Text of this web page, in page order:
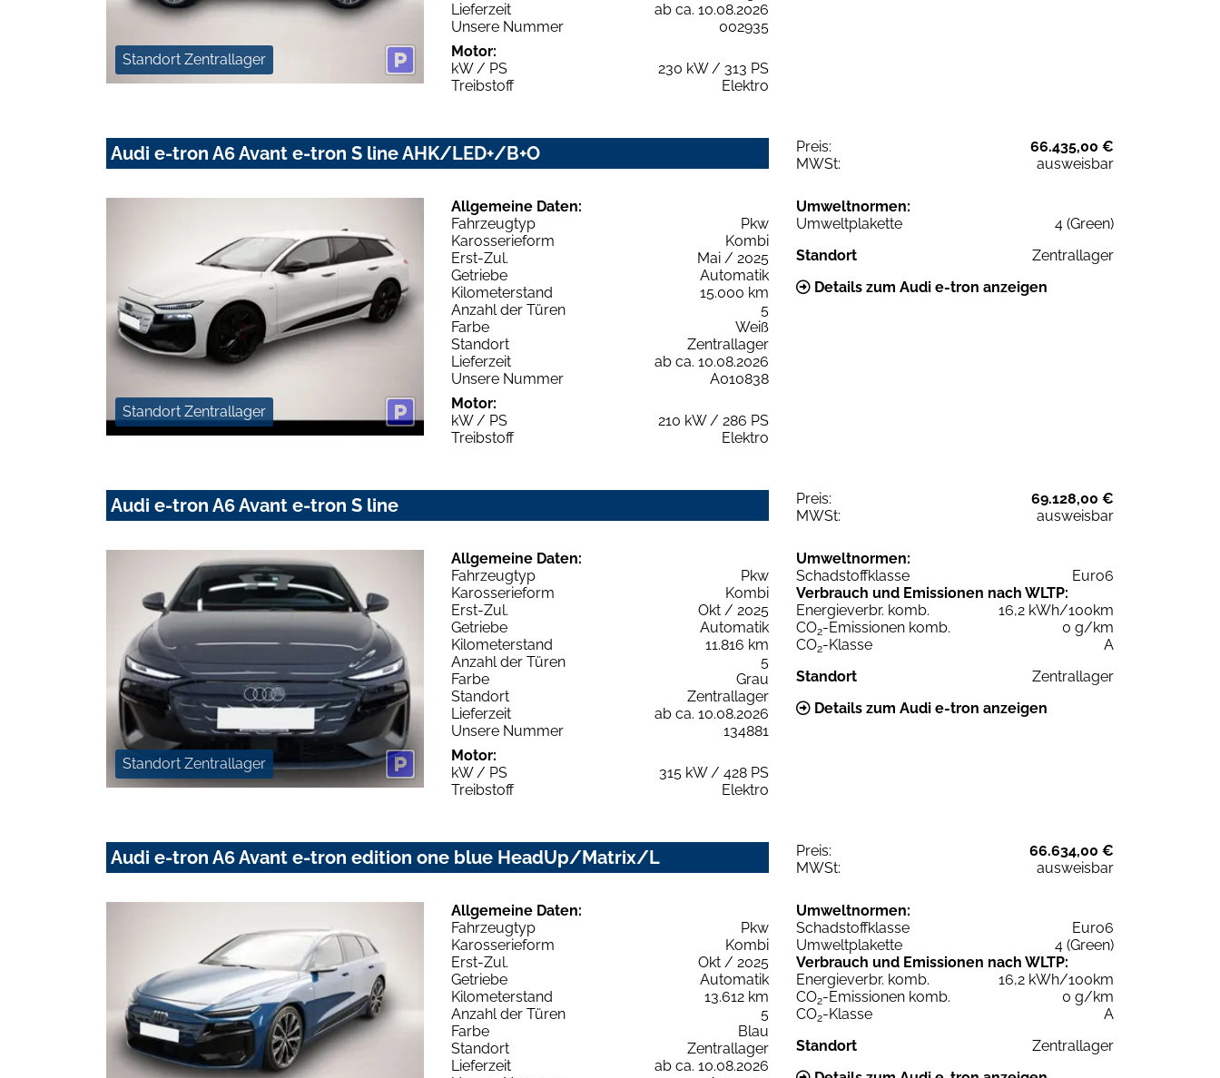
Standort Zentrallager
Lieferzeit
ab ca. 10.08.2026
Unsere Nummer
002935
Motor:
kW / PS
230 kW / 313 PS
Treibstoff
Elektro
Audi e-tron A6 Avant e-tron S line AHK/LED+/B+O Preis:
66.435,00 €
MWSt:
ausweisbar
Standort Zentrallager
Allgemeine Daten:
Fahrzeugtyp
Pkw
Karosserieform
Kombi
Erst-Zul.
Mai / 2025
Getriebe
Automatik
Kilometerstand
15.000 km
Anzahl der Türen
5
Farbe
Weiß
Standort
Zentrallager
Lieferzeit
ab ca. 10.08.2026
Unsere Nummer
A010838
Motor:
kW / PS
210 kW / 286 PS
Treibstoff
Elektro
Umweltnormen:
Umweltplakette
4 (Green)
Standort
Zentrallager
Details zum Audi e-tron anzeigen
Audi e-tron A6 Avant e-tron S line Preis:
69.128,00 €
MWSt:
ausweisbar
Standort Zentrallager
Allgemeine Daten:
Fahrzeugtyp
Pkw
Karosserieform
Kombi
Erst-Zul.
Okt / 2025
Getriebe
Automatik
Kilometerstand
11.816 km
Anzahl der Türen
5
Farbe
Grau
Standort
Zentrallager
Lieferzeit
ab ca. 10.08.2026
Unsere Nummer
134881
Motor:
kW / PS
315 kW / 428 PS
Treibstoff
Elektro
Umweltnormen:
Schadstoffklasse
Euro6
Verbrauch und Emissionen nach WLTP:
Energieverbr. komb.
16,2 kWh/100km
CO2-Emissionen komb.
0 g/km
CO2-Klasse
A
Standort
Zentrallager
Details zum Audi e-tron anzeigen
Audi e-tron A6 Avant e-tron edition one blue HeadUp/Matrix/L Preis:
66.634,00 €
MWSt:
ausweisbar
Allgemeine Daten:
Fahrzeugtyp
Pkw
Karosserieform
Kombi
Erst-Zul.
Okt / 2025
Getriebe
Automatik
Kilometerstand
13.612 km
Anzahl der Türen
5
Farbe
Blau
Standort
Zentrallager
Lieferzeit
ab ca. 10.08.2026
Umweltnormen:
Schadstoffklasse
Euro6
Umweltplakette
4 (Green)
Verbrauch und Emissionen nach WLTP:
Energieverbr. komb.
16,2 kWh/100km
CO2-Emissionen komb.
0 g/km
CO2-Klasse
A
Standort
Zentrallager